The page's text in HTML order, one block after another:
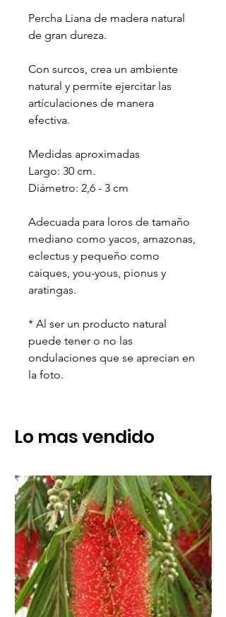
Percha Liana de madera natural
de gran dureza.
Con surcos, crea un ambiente
natural y permite ejercitar las
artículaciones de manera
efectiva.
Medidas aproximadas
Largo: 30 cm.
Diámetro: 2,6 - 3 cm
Adecuada para loros de tamaño
mediano como yacos, amazonas,
eclectus y pequeño como
caiques, you-yous, pionus y
aratingas.
* Al ser un producto natural
puede tener o no las
ondulaciones que se aprecian en
la foto.
Lo mas vendido